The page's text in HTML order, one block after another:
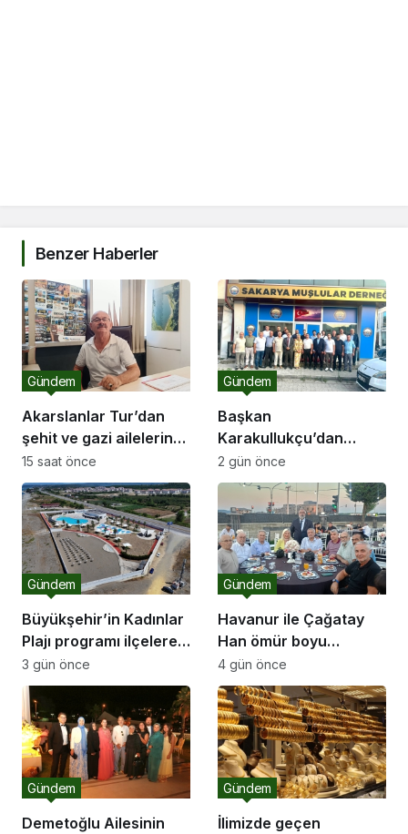
Benzer Haberler
Akarslanlar Tur’dan
şehit ve gazi ailelerine
anlamlı destek
Gündem
15 saat önce
Başkan
Karakullukçu’dan
Sakarya Muşlular
Derneği’ne ziyaret
Gündem
2 gün önce
Büyükşehir’in Kadınlar
Plajı programı ilçelere
açılıyor
Gündem
3 gün önce
Havanur ile Çağatay
Han ömür boyu
mutluluğa “Evet” dedi
Gündem
4 gün önce
Demetoğlu Ailesinin
Gündem
İlimizde geçen
Gündem